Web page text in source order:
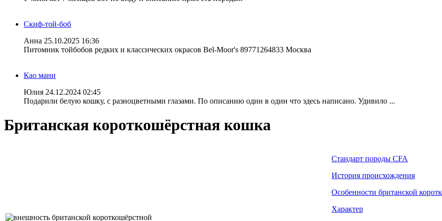
Скиф-той-боб
Анна 25.10.2025 16:36
Питомник тойбобов редких и классических окрасов Bel-Moor's 89771264833 Москва
Као мани
Юлия 24.12.2024 02:45
Подарили белую кошку, с разноцветными глазами. По описанию один в один что здесь написано. Удивило ...
Британская короткошёрстная кошка
Стандарт породы CFA
История происхождения
Особенности британской
Характер